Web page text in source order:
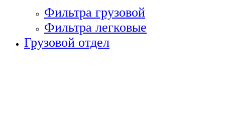
Фильтра грузовой
Фильтра легковые
Грузовой отдел